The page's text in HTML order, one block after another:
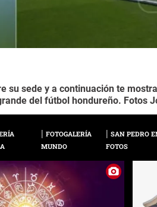
su sede y a continuación te
del fútbol hondureño. Fotos
FOTOGALERÍA
MUNDO
SAN PEDRO
FOTOS